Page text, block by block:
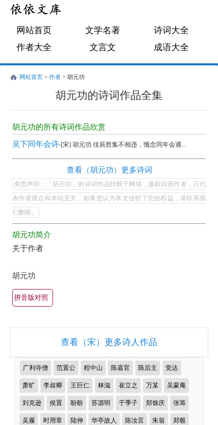
网站首页 文学名著
诗词大全
作者大全
文言文 成语大全
网站首页 > 作者 > 胡元功
胡元功的诗词作品全集
胡
元
功
词
作
品
全
集
欣
赏
部
有
锦）-
古
大
胡元功的所有诗词作品欣赏
吴下同年会诗-[宋] 胡元功 佳辰胜集不相违，慨念同年会遇...
元
功
的
最
美
最
名
古
诗
（精
首）
查看（胡元功）更多诗词
免责声明：「胡元功」的诗词作品转载于网络，版权归原作者，只代
表作者观点和本站无关，如果您认为本文侵犯了您的权益，请联系我
们删除。
胡元功简介
关于作者
胡元功
拼音版对照
查看（宋）更多诗人作品
推
荐
作
者
广利寺僧 范置公 程中山 陈嘉官 陈后主 觉达
萧旷 李叔卿 王巨仁 林滋 崔立之 万某 吴蒙庵
刘克逊 侯置 盼盼 苏源明 于季子 郑馀庆 张筹
吴履 时用章 陆伸 华亭故人 陈汝言 朱翁 郑毂